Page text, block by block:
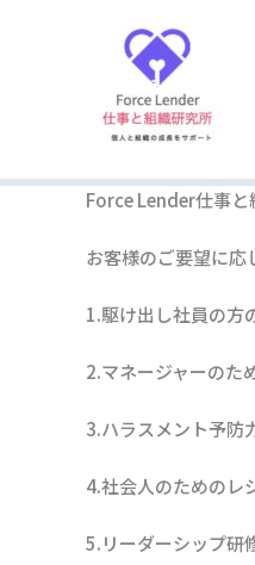
プ
Force Lender仕事と
お客様のご要望に応
1.駆け出し社員の方
2.マネージャーのた
3.ハラスメント予防
4.社会人のためのレ
5.リーダーシップ研